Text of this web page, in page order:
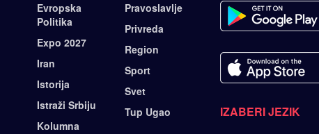
Evropska
Politika
Expo 2027
Iran
Istorija
Istraži Srbiju
Kolumna
Pravoslavlje
Privreda
Region
Sport
Svet
Tup Ugao
IZABERI JEZIK